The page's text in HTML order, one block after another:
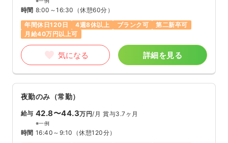
時間 8:00～16:30 （休憩60分）
年間休日120日
4週8休以上 ブランク可
第二新卒可
月給40万円以上可
気になる 詳細を見る
夜勤のみ（常勤）
給与 42.8〜44.3万円/月 賞与3.7ヶ月
※一例
時間 16:40～9:10 （休憩120分）